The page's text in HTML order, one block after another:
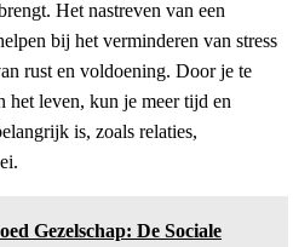
Het nastreven van een
bij het verminderen van stress
rust en voldoening. Door je te
het leven, kun je meer tijd en
is, zoals relaties,
Gezelschap: De Sociale